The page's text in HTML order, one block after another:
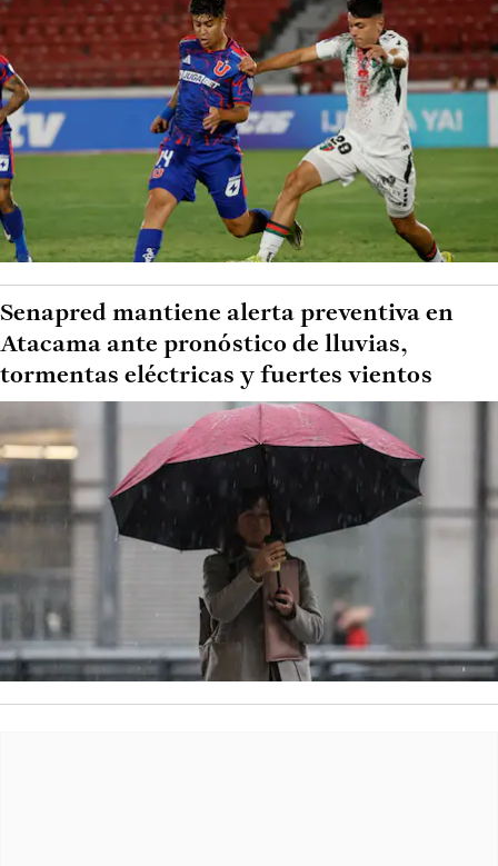
Senapred mantiene alerta preventiva en
Atacama ante pronóstico de lluvias,
tormentas eléctricas y fuertes vientos